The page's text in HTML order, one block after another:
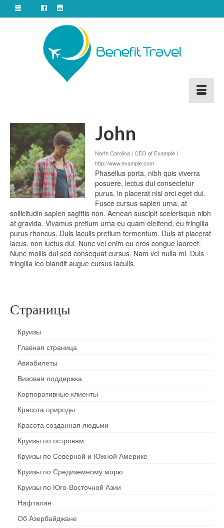
John
North Carolina | CEO of Example |
http://www.example.com
Phasellus porta, nibh quis viverra
posuere, lectus dui consectetur
purus, in placerat nisi orci eget dui.
Fusce cursus sapien urna, at
sollicitudin sapien sagittis non. Aenean suscipit scelerisque nibh
at gravida. Vivamus pretium urna eu quam eleifend, eu fringilla
purus rhoncus. Duis iaculis pretium fermentum. Duis at placerat
lacus, non luctus dui. Nunc vel enim eu eros congue laoreet.
Nunc mollis dui sed consequat cursus. Nam vel nulla mi. Duis
fringilla leo blandit augue cursus iaculis.
Страницы
Круизы
Главная страница
Авиабилеты
Визовая поддержка
Корпоративные клиенты
Красота природы
Красота созданная людьми
Круизы по островам
Круизы по Северной и Южной Америке
Круизы по Средиземному морю
Круизы по Юго-Восточной Азии
Нафталан
Об Азербайджане